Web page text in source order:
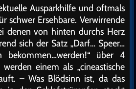
Ausparkhilfe und oftmals
schwer Ersehbare. Verwirrende
denen von hinten durchs Herz
sich der Satz „Darf… Speer…
bekommen…werden!“ über 4
einem als „cineastische
– Was Blödsinn ist, da das